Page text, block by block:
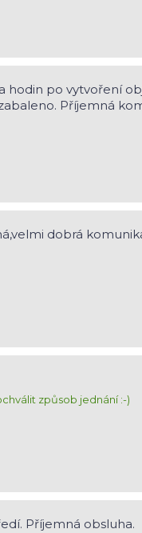
hodin po vytvoření
Příjemná
dobrá
způsob jednání :-)
Příjemná obsluha.